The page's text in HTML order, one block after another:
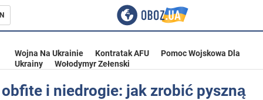
Wojna Na Ukrainie Kontratak AFU
Pomoc Wojskowa Dla
Ukrainy
Wołodymyr Zełenski
i niedrogie: jak zrobić pyszną